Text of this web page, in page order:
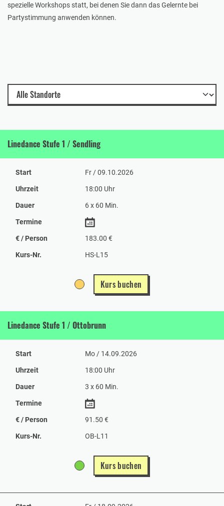
spezielle Workshops statt, bei denen Sie dann das Gelernte bei
Partystimmung anwenden können.
Linedance Stufe 1 / Sendling
Start Fr / 09.10.2026
Uhrzeit 18:00 Uhr
Dauer 6 x 60 Min.
Termine
€ / Person 183.00 €
Kurs-Nr. HS-L15
Kurs buchen
Linedance Stufe 1 / Ottobrunn
Start Mo / 14.09.2026
Uhrzeit 18:00 Uhr
Dauer 3 x 60 Min.
Termine
€ / Person 91.50 €
Kurs-Nr. OB-L11
Kurs buchen